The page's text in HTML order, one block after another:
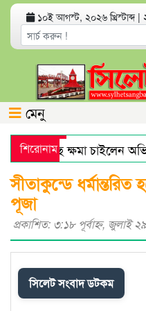
১০ই আগস্ট, ২০২৬ খ্রিস্টাব্দ |
মেনু
শিরোনাম
কাছে ক্ষমা চাইলেন
হলো নতুন নম্বর
সীতাকুন্ডে
পূজা
প্রকাশিত: ৩:১৮ পূর্বাহ্ণ, জুলাই
সিলেট সংবাদ ডটকম